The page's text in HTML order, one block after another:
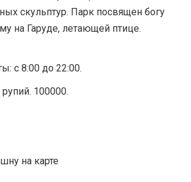
скульптур. Парк посвящен богу
на Гаруде, летающей птице.
с 8:00 до 22:00.
100000.
на карте